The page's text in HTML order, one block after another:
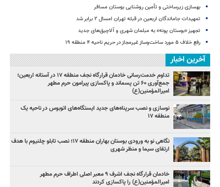
بهسازی زیرساختی و تأمین روشنایی بوستان مسافر
تمهیدات جاماندگان اربعین در قبله تهران امسال ۲ برابر شد
تجهیز «بوستان پونه» به مبلمان شهری و آلاچیق‌های جدید
رفع خلاف ۵ مورد ساخت‌وساز غیرمجاز در حریم ناحیه ۴ منطقه ۱۹
آخرین اخبار
تداوم خدمت‌رسانی خادمان قرارگاه نجف منطقه ۱۷ در آستانه اربعین؛
جمع‌آوری ۶۰ تن پسماند و پاکسازی پیرامون حرم مطهر
امیرالمؤمنین(ع)
نوسازی و نصب سرپناه‌های جدید ایستگاه‌های اتوبوس در ناحیه یک
منطقه ۱۷
نگاهی نو به ورودی بوستان بهاران منطقه ۱۷؛ نصب تابلو چلنیوم با هدف
ارتقای سیما و منظر شهری
خادمان قرارگاه نجف اشرف ۹ معبر اصلی اطراف حرم مطهر
امیرالمؤمنین(ع) را پاکسازی کردند